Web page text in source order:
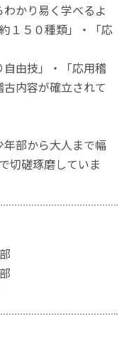
かり易く学べるよ
１５０種類」・「応
・「応用稽
内容が確立されて
年部から大人まで幅
切磋琢磨していま